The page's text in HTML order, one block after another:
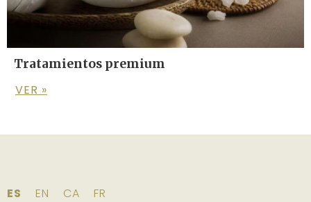
Tratamientos premium
VER »
ES EN CA
FR